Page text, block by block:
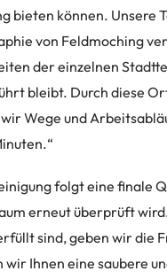
bieten können. Unsere
von Feldmoching
der einzelnen
bleibt. Durch diese
Wege und
folgt eine finale
erneut überprüft
sind, geben wir die
Ihnen eine saubere